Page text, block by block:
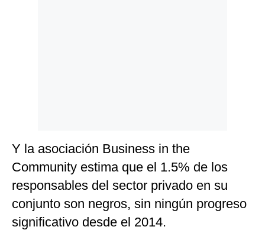
Y la asociación Business in the
Community estima que el 1.5% de los
responsables del sector privado en su
conjunto son negros, sin ningún progreso
significativo desde el 2014.